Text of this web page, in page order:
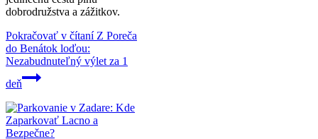
dobrodružstva a zážitkov.
Pokračovať v čítaníZ Poreča
do Benátok loďou:
Nezabudnuteľný výlet za 1
deň